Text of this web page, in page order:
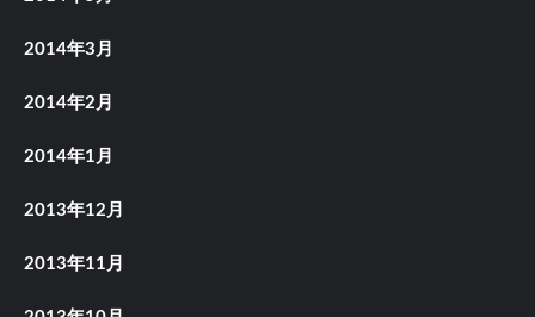
2014年3月
2014年2月
2014年1月
2013年12月
2013年11月